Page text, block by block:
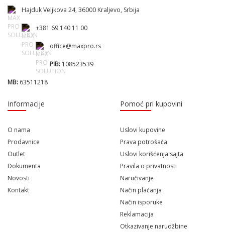
Hajduk Veljkova 24, 36000 Kraljevo, Srbija
+381 69 140 11 00
office@maxpro.rs
PIB: 108523539
MB: 63511218
Informacije
O nama
Prodavnice
Outlet
Dokumenta
Novosti
Kontakt
Pomoć pri kupovini
Uslovi kupovine
Prava potrošača
Uslovi korišćenja sajta
Pravila o privatnosti
Naručivanje
Način plaćanja
Način isporuke
Reklamacija
Otkazivanje narudžbine